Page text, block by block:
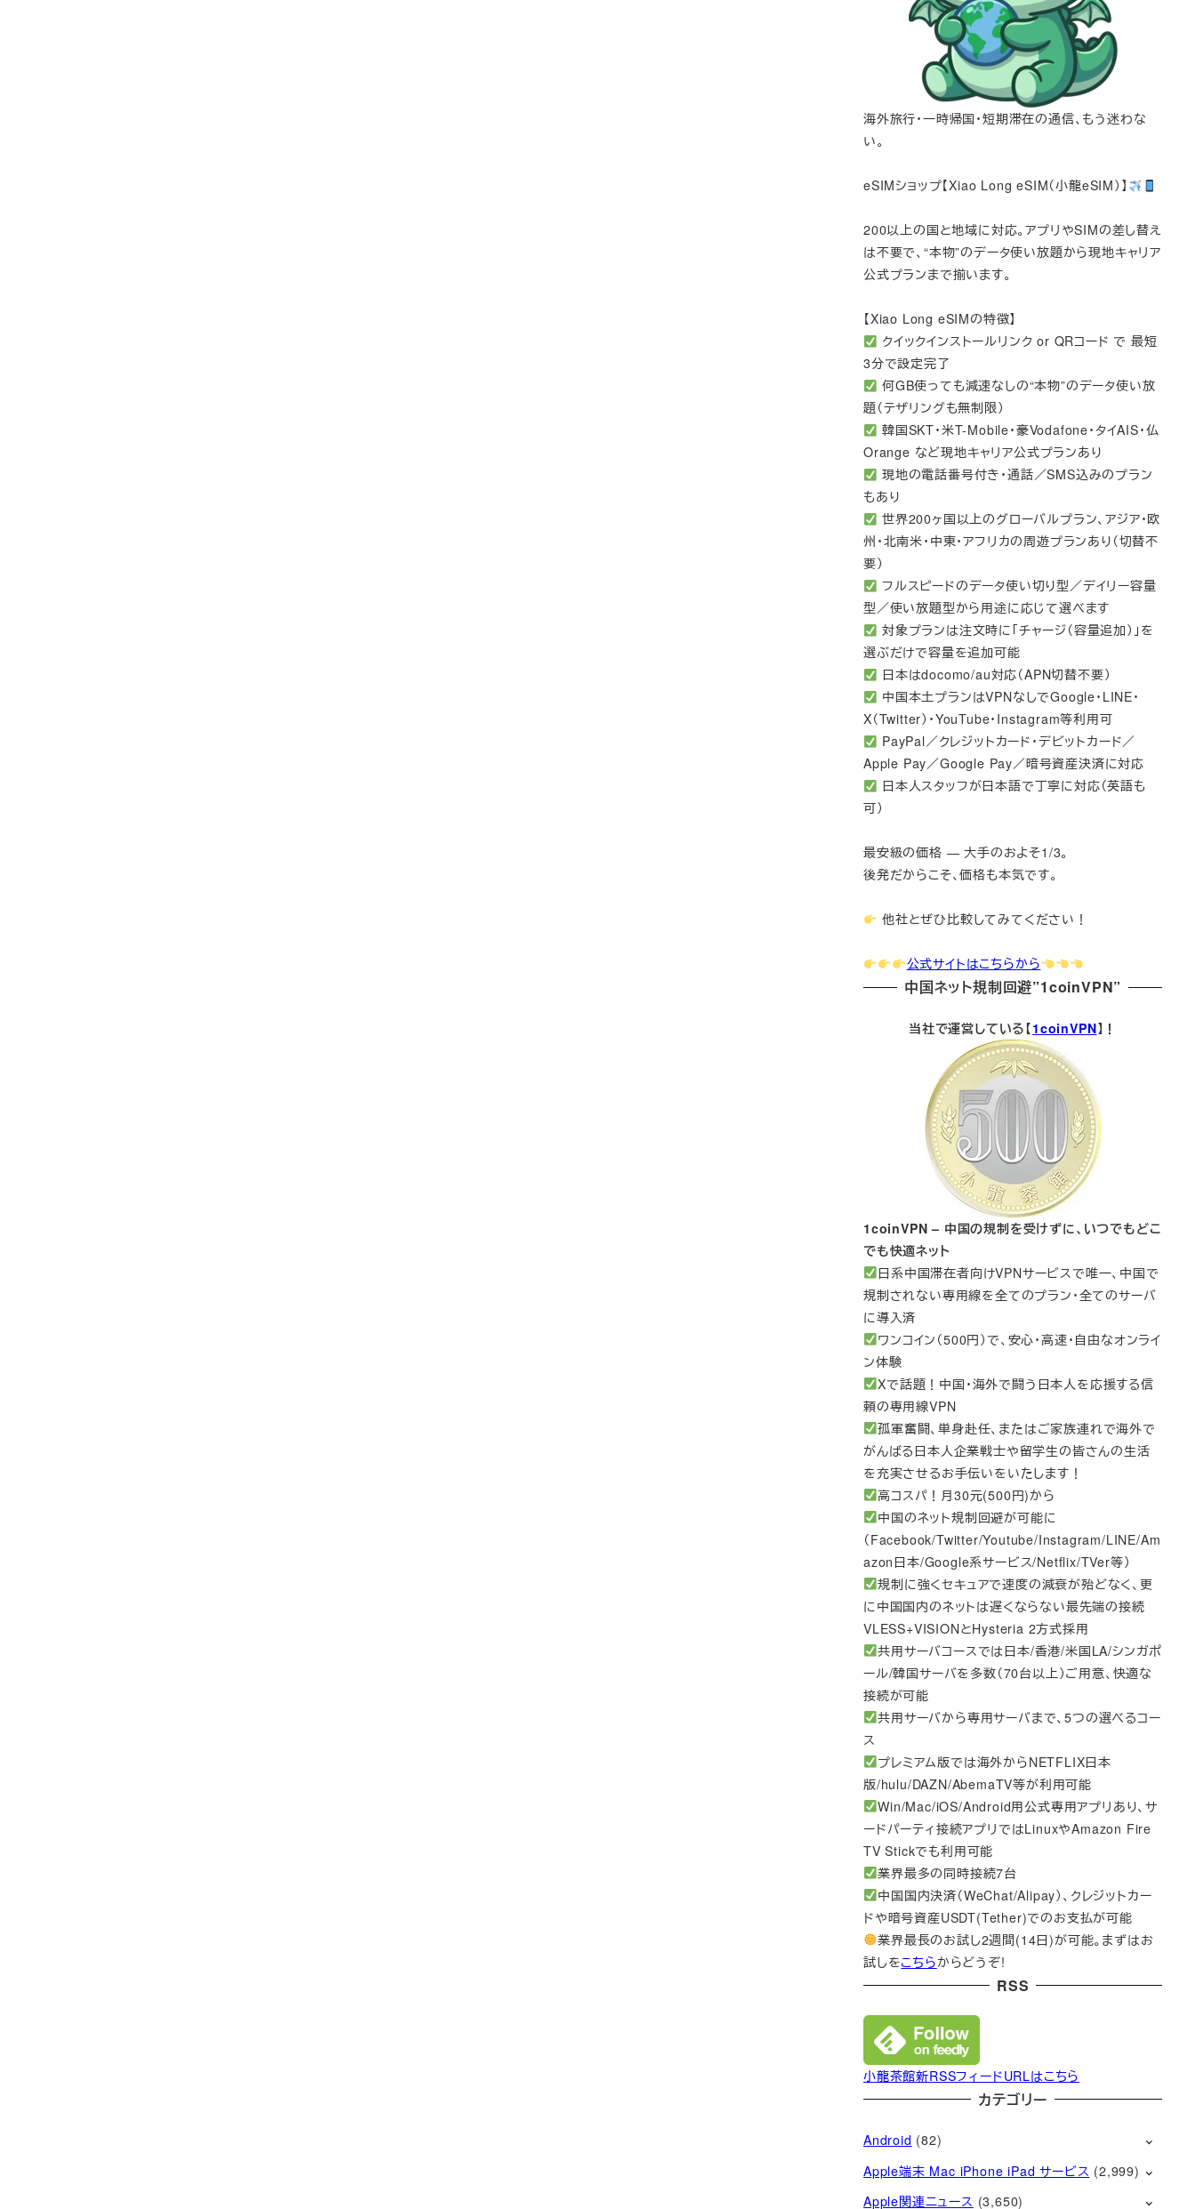
海外旅行・一時帰国・短期滞在の通信、もう迷わな
い。
eSIMショップ【Xiao Long eSIM（小龍eSIM）】
200以上の国と地域に対応。アプリやSIMの差し替え
は不要で、“本物”のデータ使い放題から現地キャリア
公式プランまで揃います。
【Xiao Long eSIMの特徴】
クイックインストールリンク or QRコード で 最短
3分で設定完了
何GB使っても減速なしの“本物”のデータ使い放
題（テザリングも無制限）
韓国SKT・米T-Mobile・豪Vodafone・タイAIS・仏
Orange など現地キャリア公式プランあり
現地の電話番号付き・通話／SMS込みのプラン
もあり
世界200ヶ国以上のグローバルプラン、アジア・欧
州・北南米・中東・アフリカの周遊プランあり（切替不
要）
フルスピードのデータ使い切り型／デイリー容量
型／使い放題型から用途に応じて選べます
対象プランは注文時に「チャージ（容量追加）」を
選ぶだけで容量を追加可能
日本はdocomo/au対応（APN切替不要）
中国本土プランはVPNなしでGoogle・LINE・
X（Twitter）・YouTube・Instagram等利用可
PayPal／クレジットカード・デビットカード／
Apple Pay／Google Pay／暗号資産決済に対応
日本人スタッフが日本語で丁寧に対応（英語も
可）
最安級の価格 — 大手のおよそ1/3。
後発だからこそ、価格も本気です。
他社とぜひ比較してみてください！
公式サイトはこちらから
中国ネット規制回避”1coinVPN”
当社で運営している【1coinVPN】！
1coinVPN – 中国の規制を受けずに、いつでもどこ
でも快適ネット
日系中国滞在者向けVPNサービスで唯一、中国で
規制されない専用線を全てのプラン・全てのサーバ
に導入済
ワンコイン（500円）で、安心・高速・自由なオンライ
ン体験
Xで話題！中国・海外で闘う日本人を応援する信
頼の専用線VPN
孤軍奮闘、単身赴任、またはご家族連れで海外で
がんばる日本人企業戦士や留学生の皆さんの生活
を充実させるお手伝いをいたします！
高コスパ！月30元(500円)から
中国のネット規制回避が可能に
（Facebook/Twitter/Youtube/Instagram/LINE/Am
azon日本/Google系サービス/Netflix/TVer等）
規制に強くセキュアで速度の減衰が殆どなく、更
に中国国内のネットは遅くならない最先端の接続
VLESS+VISIONとHysteria 2方式採用
共用サーバコースでは日本/香港/米国LA/シンガポ
ール/韓国サーバを多数（70台以上）ご用意、快適な
接続が可能
共用サーバから専用サーバまで、5つの選べるコー
ス
プレミアム版では海外からNETFLIX日本
版/hulu/DAZN/AbemaTV等が利用可能
Win/Mac/iOS/Android用公式専用アプリあり、サ
ードパーティ接続アプリではLinuxやAmazon Fire
TV Stickでも利用可能
業界最多の同時接続7台
中国国内決済（WeChat/Alipay）、クレジットカー
ドや暗号資産USDT(Tether)でのお支払が可能
業界最長のお試し2週間(14日)が可能。まずはお
試しをこちらからどうぞ!
RSS
小龍茶館新RSSフィードURLはこちら
カテゴリー
Android (82)
Apple端末 Mac iPhone iPad サービス (2,999)
Apple関連ニュース (3,650)